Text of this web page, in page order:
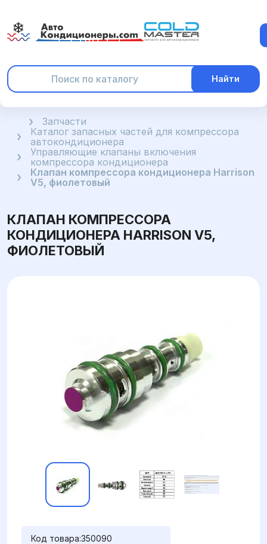
Найти
ГлавнаяЗапчасти
Каталог запасных частей для компрессора
автокондиционера
Управляющие клапаны включения
компрессора кондиционера
Клапан компрессора кондиционера Harrison
V5, фиолетовый
КЛАПАН КОМПРЕССОРА
КОНДИЦИОНЕРА HARRISON V5,
ФИОЛЕТОВЫЙ
Код товара:350090